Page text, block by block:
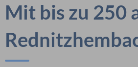
Mit bis zu 250